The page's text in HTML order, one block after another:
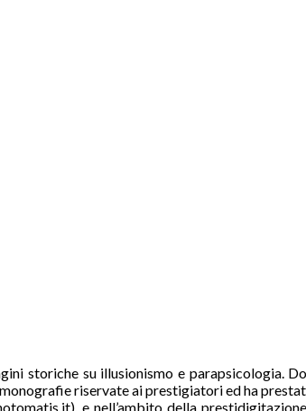
storiche su illusionismo e parapsicologia.
riservate ai prestigiatori ed ha
e nell’ambito della